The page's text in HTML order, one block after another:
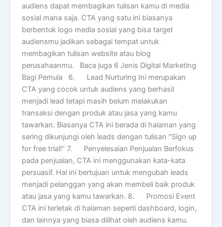
audiens dapat membagikan tulisan kamu di media
sosial mana saja. CTA yang satu ini biasanya
berbentuk logo media sosial yang bisa target
audiensmu jadikan sebagai tempat untuk
membagikan tulisan website atau blog
perusahaanmu. Baca juga 6 Jenis Digital Marketing
Bagi Pemula 6. Lead Nurturing Ini merupakan
CTA yang cocok untuk audiens yang berhasil
menjadi lead tetapi masih belum melakukan
transaksi dengan produk atau jasa yang kamu
tawarkan. Biasanya CTA ini berada di halaman yang
sering dikunjungi oleh leads dengan tulisan “Sign up
for free trial!” 7. Penyelesaian Penjualan Berfokus
pada penjualan, CTA ini menggunakan kata-kata
persuasif. Hal ini bertujuan untuk mengubah leads
menjadi pelanggan yang akan membeli baik produk
atau jasa yang kamu tawarkan. 8. Promosi Event
CTA ini terletak di halaman seperti dashboard, login,
dan lainnya yang biasa dilihat oleh audiens kamu.